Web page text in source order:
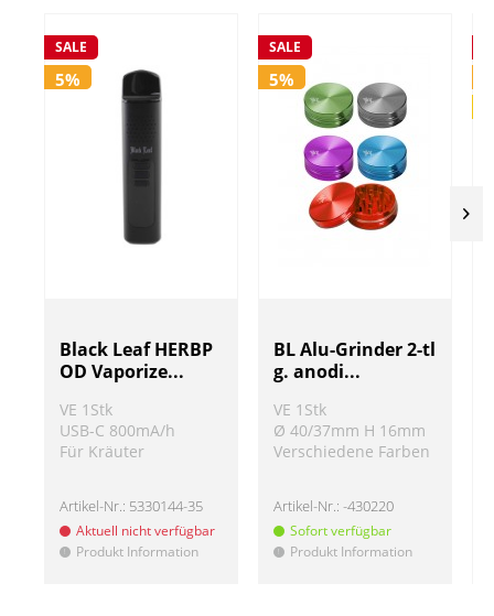
SALE
5%
Black Leaf HERBP
OD Vaporize...
VE 1Stk
USB-C 800mA/h
Für Kräuter
Artikel-Nr.: 5330144-35
Aktuell nicht verfügbar
! Produkt Information
SALE
5%
BL Alu-Grinder 2-tl
g. anodi...
VE 1Stk
Ø 40/37mm H 16mm
Verschiedene Farben
Artikel-Nr.: -430220
Sofort verfügbar
! Produkt Information